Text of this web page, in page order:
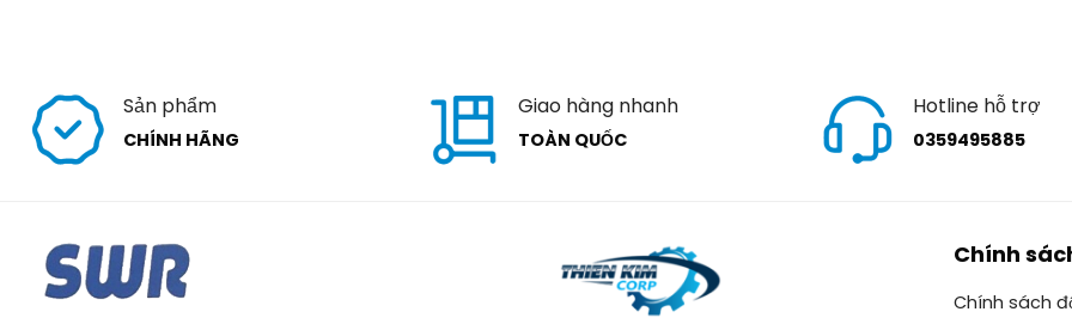
Sản phẩm
CHÍNH HÃNG
Giao hàng nhanh
TOÀN QUỐC
Hotline hỗ trợ
0359495885
Chính
Chính sách